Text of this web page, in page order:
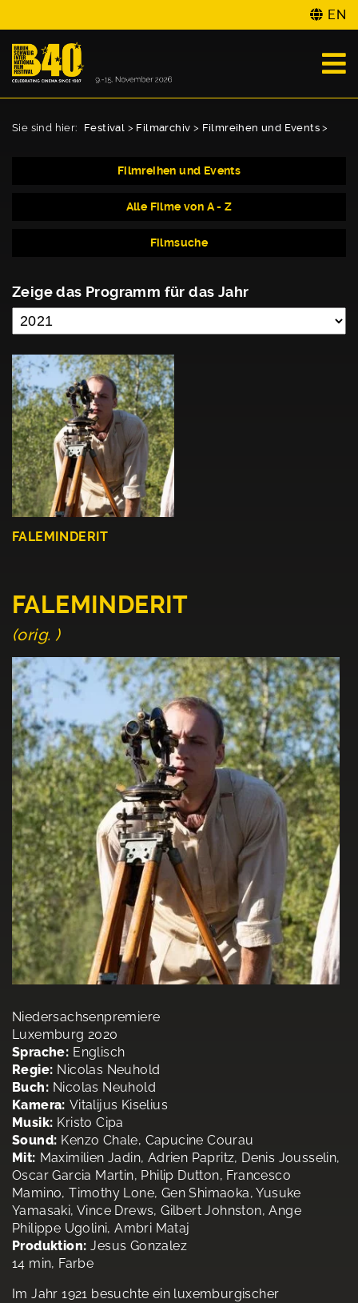
EN
Sie sind hier: Festival > Filmarchiv > Filmreihen und Events >
Filmreihen und Events
Alle Filme von A - Z
Filmsuche
Zeige das Programm für das Jahr
FALEMINDERIT
FALEMINDERIT
(orig. )
Niedersachsenpremiere
Luxemburg 2020
Sprache: Englisch
Regie: Nicolas Neuhold
Buch: Nicolas Neuhold
Kamera: Vitalijus Kiselius
Musik: Kristo Cipa
Sound: Kenzo Chale, Capucine Courau
Mit: Maximilien Jadin, Adrien Papritz, Denis Jousselin,
Oscar Garcia Martin, Philip Dutton, Francesco
Mamino, Timothy Lone, Gen Shimaoka, Yusuke
Yamasaki, Vince Drews, Gilbert Johnston, Ange
Philippe Ugolini, Ambri Mataj
Produktion: Jesus Gonzalez
14 min, Farbe
Im Jahr 1921 besuchte ein luxemburgischer